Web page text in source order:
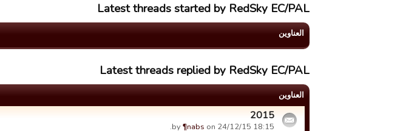
Latest threads started by RedSky EC/PAL
العناوین
Latest threads replied by RedSky EC/PAL
العناوین
2015
by¶nabs on 24/12/15 18:15.